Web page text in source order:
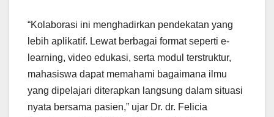
“Kolaborasi ini menghadirkan pendekatan yang
lebih aplikatif. Lewat berbagai format seperti e-
learning, video edukasi, serta modul terstruktur,
mahasiswa dapat memahami bagaimana ilmu
yang dipelajari diterapkan langsung dalam situasi
nyata bersama pasien,” ujar Dr. dr. Felicia